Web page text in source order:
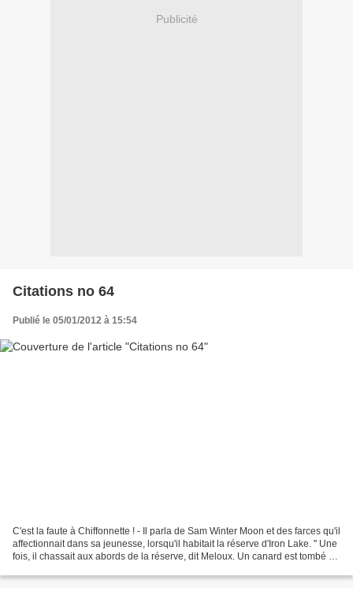
Publicité
Citations no 64
Publié le 05/01/2012 à 15:54
C'est la faute à Chiffonnette ! - Il parla de Sam Winter Moon et des farces qu'il
affectionnait dans sa jeunesse, lorsqu'il habitait la réserve d'Iron Lake. '' Une
fois, il chassait aux abords de la réserve, dit Meloux. Un canard est tombé du